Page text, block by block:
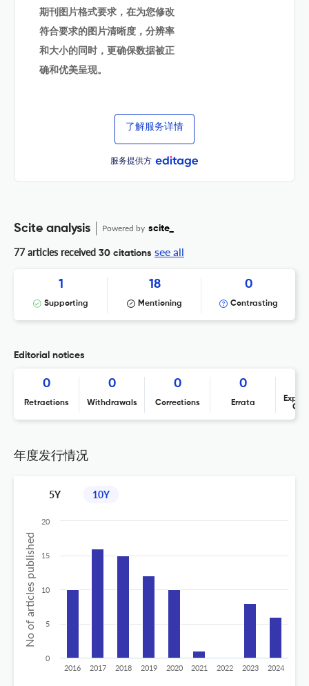
期刊图片格式要求，在为您修改
符合要求的图片清晰度，分辨率
和大小的同时，更确保数据被正
确和优美呈现。
了解服务详情
服务提供方
Scite analysis Powered by scite_
77 articles received 30 citations see all
1
Supporting
18
Mentioning
0
Contrasting
Editorial notices
0
Retractions
0
Withdrawals
0
Corrections
0
Errata
年度发行情况
5Y 10Y
No of articles published
2016 2017 2018 2019 2020 2021 2022 2023 2024
0
5
10
15
20